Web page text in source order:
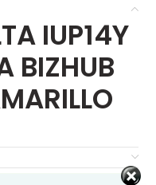
IUP14Y
BIZHUB